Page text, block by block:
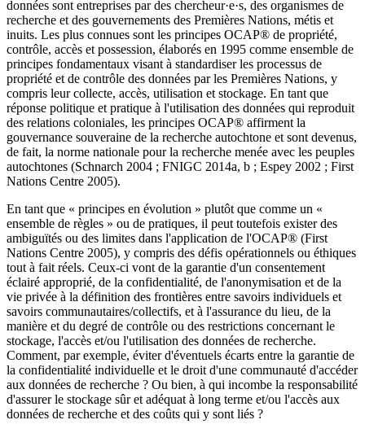
données sont entreprises par des chercheur·e·s, des organismes de
recherche et des gouvernements des Premières Nations, métis et
inuits. Les plus connues sont les principes OCAP® de propriété,
contrôle, accès et possession, élaborés en 1995 comme ensemble de
principes fondamentaux visant à standardiser les processus de
propriété et de contrôle des données par les Premières Nations, y
compris leur collecte, accès, utilisation et stockage. En tant que
réponse politique et pratique à l'utilisation des données qui reproduit
des relations coloniales, les principes OCAP® affirment la
gouvernance souveraine de la recherche autochtone et sont devenus,
de fait, la norme nationale pour la recherche menée avec les peuples
autochtones (Schnarch 2004 ; FNIGC 2014a, b ; Espey 2002 ; First
Nations Centre 2005).
En tant que « principes en évolution » plutôt que comme un «
ensemble de règles » ou de pratiques, il peut toutefois exister des
ambiguïtés ou des limites dans l'application de l'OCAP® (First
Nations Centre 2005), y compris des défis opérationnels ou éthiques
tout à fait réels. Ceux‑ci vont de la garantie d'un consentement
éclairé approprié, de la confidentialité, de l'anonymisation et de la
vie privée à la définition des frontières entre savoirs individuels et
savoirs communautaires/collectifs, et à l'assurance du lieu, de la
manière et du degré de contrôle ou des restrictions concernant le
stockage, l'accès et/ou l'utilisation des données de recherche.
Comment, par exemple, éviter d'éventuels écarts entre la garantie de
la confidentialité individuelle et le droit d'une communauté d'accéder
aux données de recherche ? Ou bien, à qui incombe la responsabilité
d'assurer le stockage sûr et adéquat à long terme et/ou l'accès aux
données de recherche et des coûts qui y sont liés ?